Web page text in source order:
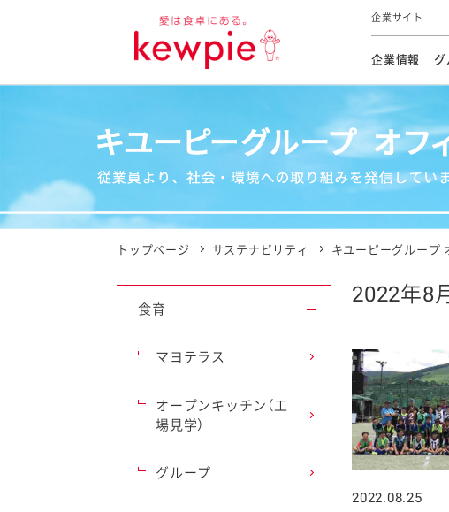
企業サイト
企業情報
トップメッセージ
グ
市販用
ファインケミカ
食育活動方針
食をテーマにした講
海外における食育
トップメッセージ
気候変動への対
持続可能な調達
イニシアチブ・
グループ各社の
本部長メッセージ
技術ソリューシ
個人投資家の
IRライブラリ
IRよくあるご
お客様相談室
2022年8
2022.08.25
食育
マヨテラス
オープンキッチン（工
場見学）
グループ
トップページ サステナビリティ キユーピーグループ